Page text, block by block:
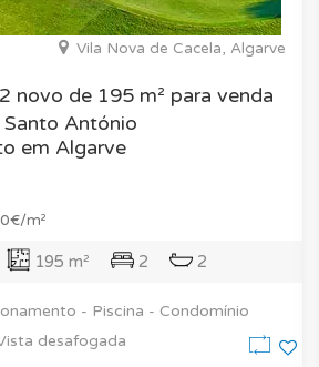
Vila Nova de Cacela, Algarve
novo de 195 m² para venda
Santo António
em Algarve
m²
195 m² 2 2
- Piscina - Condomínio
desafogada